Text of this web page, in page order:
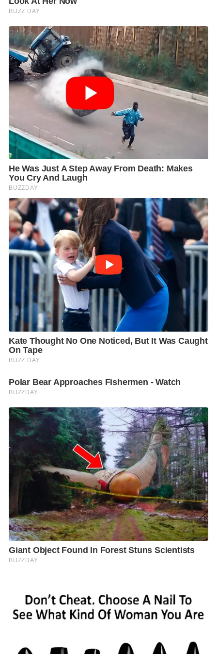
ได้แก่ ตลาดสด ตลาดชุมชน และกิจการรองรับการท่อง
กิจการ/สถานประกอบการด้วยแอปพลิเคชัน Thai stop
COVID-19 ว่าได้ปฏิบัติตามมาตรการในการป้องกันโควิด
19 และปักหมุดพิกัดสถานประกอบการไว้ในแพลตฟอร์ม
นี้ เพื่อผู้บริโภคสามารถตรวจสอบ เลือกการใช้บริการ
นอกจากนี้ให้จัดทำแผนพัฒนาความเข้มแข็งในการเป็น
เมืองต้นแบบท่องเที่ยวเชิงความปลอดภัยและสุขภาพ
โดยเฉพาะพิจารณาให้มีโรงพยาบาลดูแลรักษาโรคติดต่อ
และภัยนักท่องเที่ยวที่ตั้งอยู่ในทำเลยุทธศาสตร์ที่จะ
อำนวยความปลอดภัยได้ทันเวลา พร้อมทั้งให้การดูแล
ขวัญและกำลังใจเจ้าหน้าที่ อาสาสมัคร และภาคส่วนต่างๆ
ในการปฏิบัติหน้าที่ป้องกันควบคุมโรค
จากนั้น ในช่วงบ่ายได้เดินทางไปตรวจเยี่ยมสถาน
ประกอบการและกิจการผ่อนปรน ได้แก่ ร้านตัดผม Hello
studio salon, ร้านอาหารฉ่ายเชียงฟง ติ่มซำ, ตลาดบัน
ซ้าน ป่าตอง, ตลาดนัดวัดเทพตำบลวิชิต, สวนสาธารณะ
สะพานหิน และโรงแรมสุรินทร์บีช
F
a
c
e
b
o
k
L
i
e
T
i
t
e
o
p
y
i
k
Share
r